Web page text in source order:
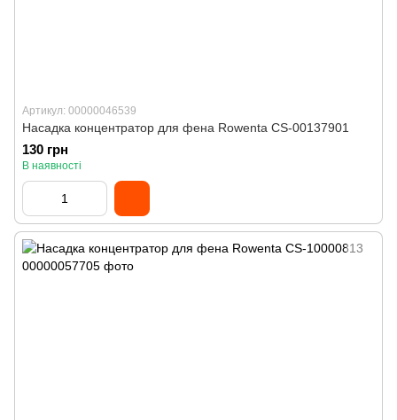
Артикул: 00000046539
Насадка концентратор для фена Rowenta CS-00137901
130 грн
В наявності